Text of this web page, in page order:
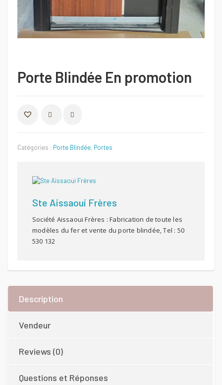
Porte Blindée En promotion
Catégories : Porte Blindée, Portes
Ste Aissaoui Frères
Société Aissaoui Frères : Fabrication de toute les
modèles du fer et vente du porte blindée, Tel : 50
530 132
Description
Vendeur
Reviews (0)
Questions et Réponses